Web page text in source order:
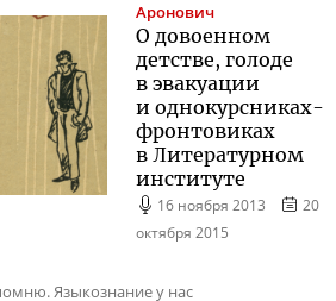
Аронович
О довоенном
детстве, голоде
в эвакуации
и однокурсниках-
фронтовиках
в Литературном
институте
16 ноября 2013
20
октября 2015
Языкознание у нас